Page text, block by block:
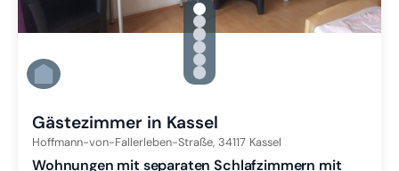
gallery.slide_selector
Zu Slide 1 wechseln
Zu Slide 2 wechseln
Zu Slide 3 wechseln
Zu Slide 4 wechseln
Zu Slide 5 wechseln
Zu Slide 6 wechseln
Gästezimmer in Kassel
Hoffmann-von-Fallerleben-Straße, 34117 Kassel
Wohnungen mit separaten Schlafzimmern mit